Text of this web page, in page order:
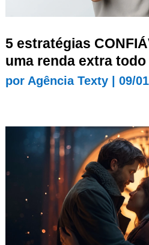
5 estratégias
uma renda extra todo
por Agência Texty| 09/